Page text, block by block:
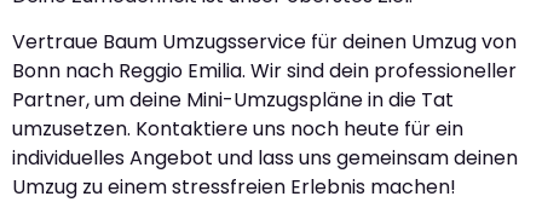
Vertraue Baum Umzugsservice für deinen Umzug von
Bonn nach Reggio Emilia. Wir sind dein professioneller
Partner, um deine Mini-Umzugspläne in die Tat
umzusetzen. Kontaktiere uns noch heute für ein
individuelles Angebot und lass uns gemeinsam deinen
Umzug zu einem stressfreien Erlebnis machen!